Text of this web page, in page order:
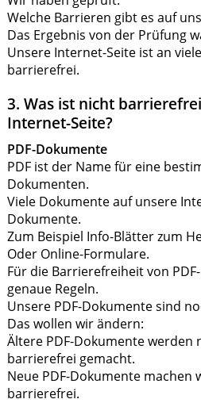
Welche Barrieren gibt es auf
Das Ergebnis von der Prüfung
Unsere Internet-Seite ist an
barrierefrei.
3. Was ist nicht
Internet-Seite?
PDF-Dokumente
PDF ist der Name für eine
Dokumenten.
Viele Dokumente auf unsere
Dokumente.
Zum Beispiel Info-Blätter zum
Oder Online-Formulare.
Für die Barrierefreiheit von
genaue Regeln.
Unsere PDF-Dokumente sind
Das wollen wir ändern:
Ältere PDF-Dokumente werden
barrierefrei gemacht.
Neue PDF-Dokumente
barrierefrei.